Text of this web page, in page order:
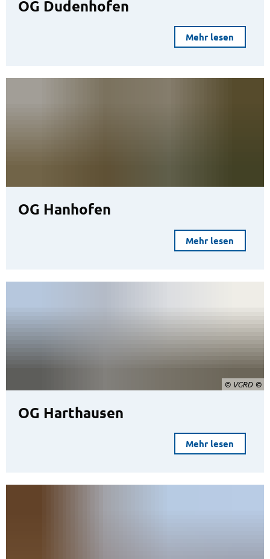
OG Dudenhofen
Mehr lesen
OG Hanhofen
Mehr lesen
© VGRD
OG Harthausen
Mehr lesen